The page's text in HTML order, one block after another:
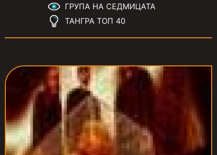
ГРУПА НА СЕДМИЦАТА
ТАНГРА ТОП 40